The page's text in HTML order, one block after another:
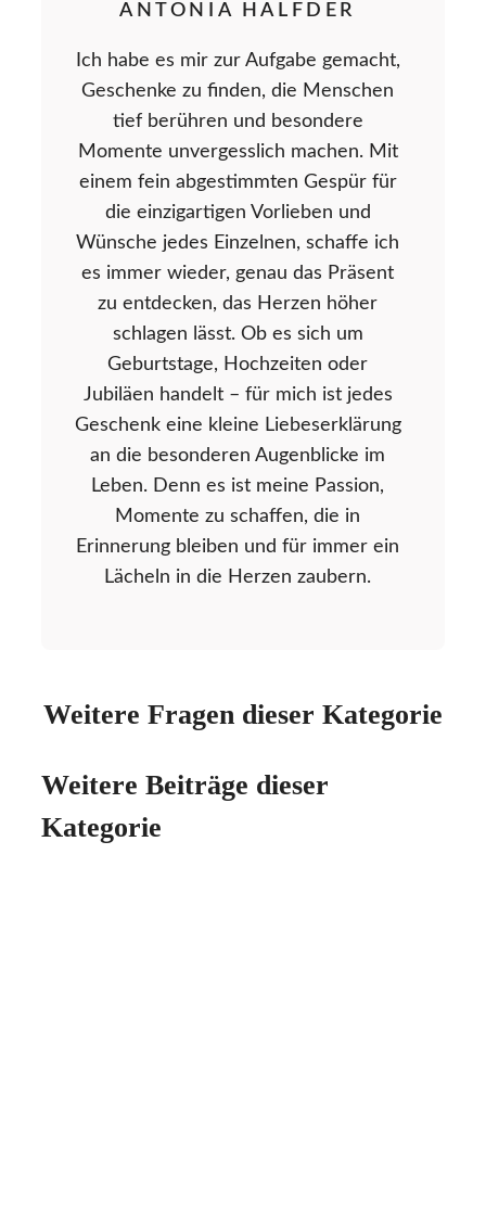
ANTONIA HALFDER
Ich habe es mir zur Aufgabe gemacht,
Geschenke zu finden, die Menschen
tief berühren und besondere
Momente unvergesslich machen. Mit
einem fein abgestimmten Gespür für
die einzigartigen Vorlieben und
Wünsche jedes Einzelnen, schaffe ich
es immer wieder, genau das Präsent
zu entdecken, das Herzen höher
schlagen lässt. Ob es sich um
Geburtstage, Hochzeiten oder
Jubiläen handelt – für mich ist jedes
Geschenk eine kleine Liebeserklärung
an die besonderen Augenblicke im
Leben. Denn es ist meine Passion,
Momente zu schaffen, die in
Erinnerung bleiben und für immer ein
Lächeln in die Herzen zaubern.
Weitere Fragen dieser Kategorie
Weitere Beiträge dieser
Kategorie